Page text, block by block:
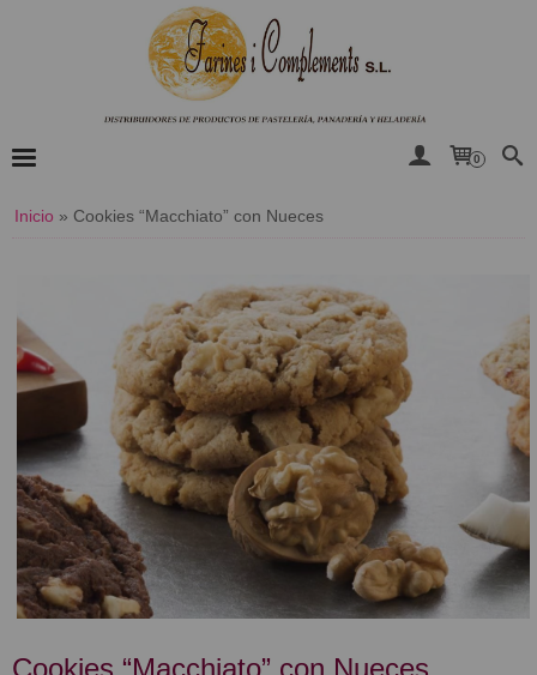
0
Inicio » ​Cookies “Macchiato” con Nueces
Cookies “Macchiato” con Nueces